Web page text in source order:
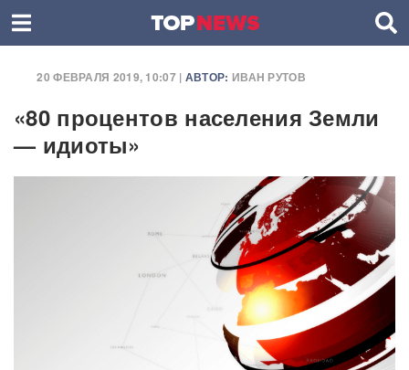
20 ФЕВРАЛЯ 2019, 10:07 | АВТОР: ИВАН РУТОВ
«80 процентов населения Земли
— идиоты»